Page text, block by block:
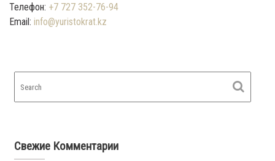
Телефон: +7 727 352-76-94
Email: info@yuristokrat.kz
Свежие Комментарии